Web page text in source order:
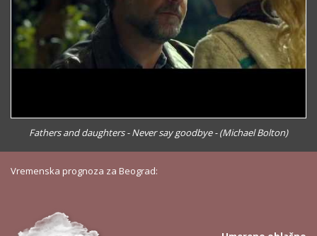
Fathers and daughters - Never say goodbye - (Michael Bolton)
Vremenska prognoza za Beograd: